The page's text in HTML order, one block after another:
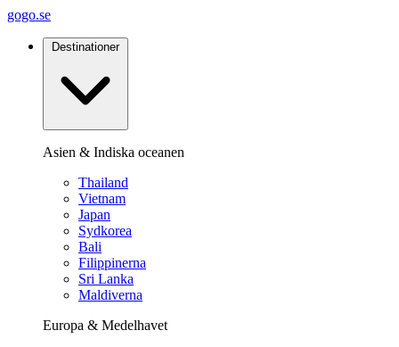
gogo.se
Destinationer
Asien & Indiska oceanen
Thailand
Vietnam
Japan
Sydkorea
Bali
Filippinerna
Sri Lanka
Maldiverna
Europa & Medelhavet